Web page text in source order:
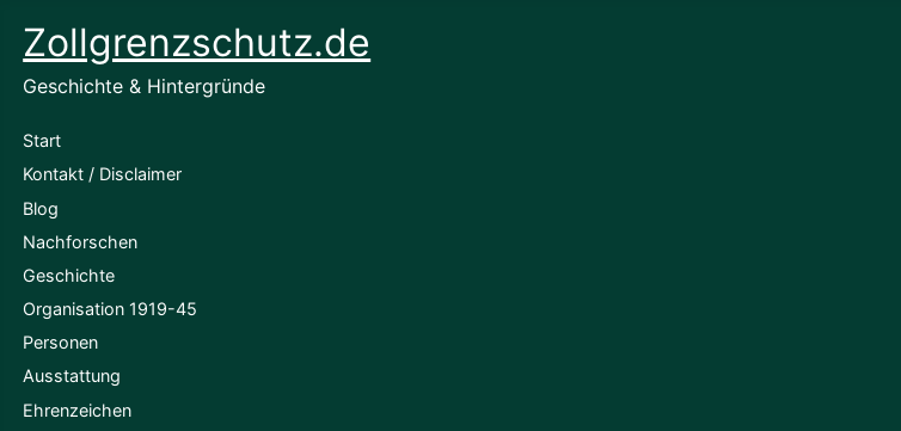
Zollgrenzschutz.de
Geschichte & Hintergründe
Start
Kontakt / Disclaimer
Blog
Nachforschen
Geschichte
Organisation 1919-45
Personen
Ausstattung
Ehrenzeichen